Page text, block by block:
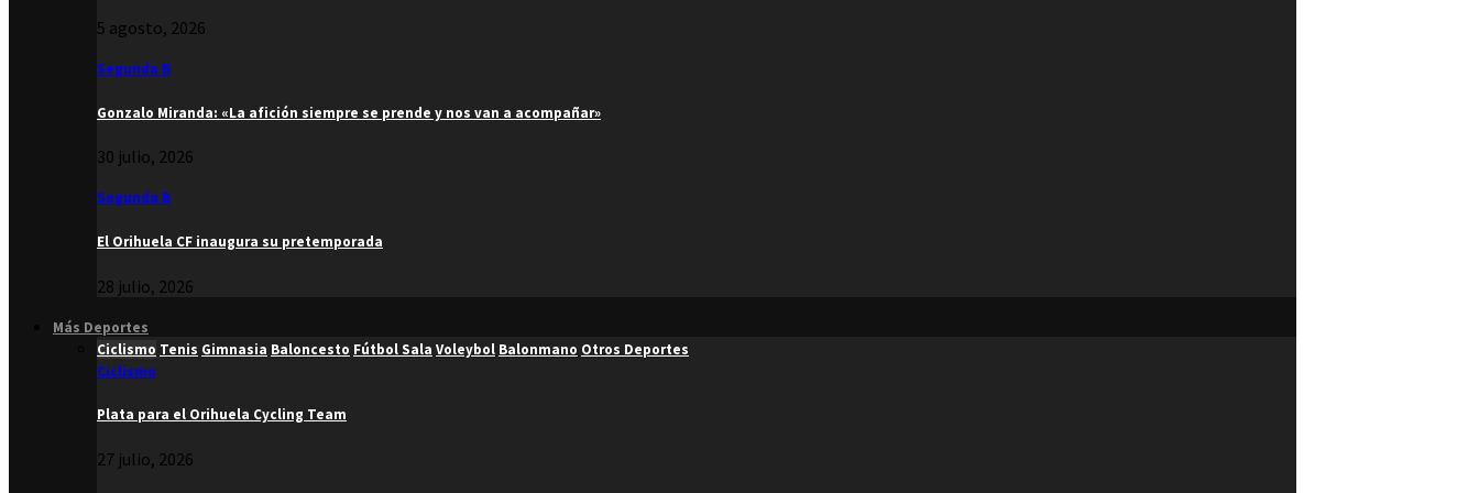
5 agosto, 2026
Segunda B
Gonzalo Miranda: «La afición siempre se prende y nos van a acompañar»
30 julio, 2026
Segunda B
El Orihuela CF inaugura su pretemporada
28 julio, 2026
Más Deportes
Ciclismo Tenis Gimnasia Baloncesto Fútbol Sala Voleybol Balonmano Otros Deportes
Ciclismo
Plata para el Orihuela Cycling Team
27 julio, 2026